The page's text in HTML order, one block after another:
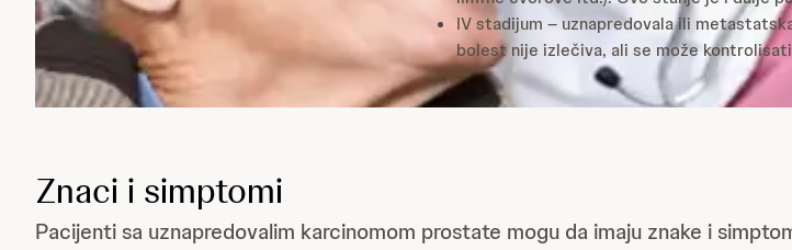
IV stadijum – uznapredovala ili
bolest nije izlečiva, ali se može
Znaci i simptomi
Pacijenti sa uznapredovalim karcinomom prostate mogu da imaju znake i